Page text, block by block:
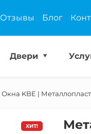
Отзывы Блог
Двери
Окна KBE |
ХИТ!